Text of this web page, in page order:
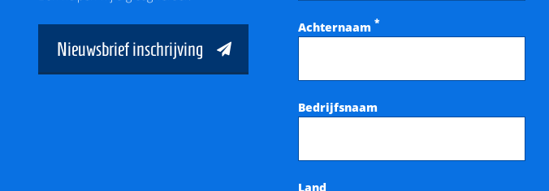
Nieuwsbrief inschrijving
Achternaam *
Bedrijfsnaam
Land